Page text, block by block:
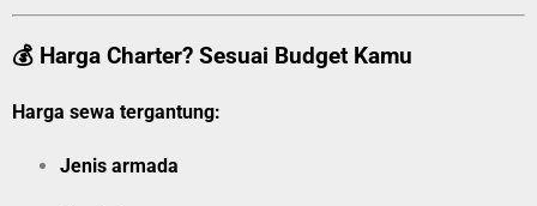
💰 Harga Charter? Sesuai Budget Kamu
Harga sewa tergantung:
Jenis armada